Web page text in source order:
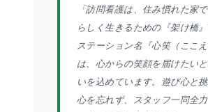
「訪問看護は、住み慣れた家
らしく生きるための『架け橋』
ステーション名『心笑（ここ
は、心からの笑顔を届けたい
いを込めています。遊び心と
心を忘れず、スタッフ一同全